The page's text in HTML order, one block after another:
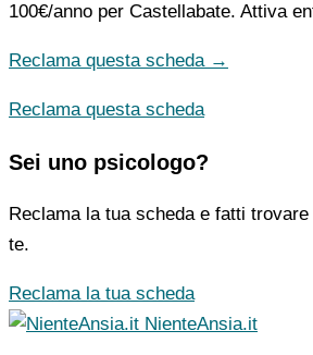
100€/anno per Castellabate. Attiva
Reclama questa scheda →
Reclama questa scheda
Sei uno psicologo?
Reclama la tua scheda e fatti
te.
Reclama la tua scheda
NienteAnsia.it